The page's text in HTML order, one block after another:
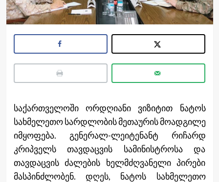
საქართველოში ორდღიანი ვიზიტით ნატოს
სახმელეთო სარდლობის მეთაურის მოადგილე
იმყოფება. გენერალ-ლეიტენანტ რიჩარდ
კრიპველს თავდაცვის სამინისტროსა და
თავდაცვის ძალების ხელმძღვანელი პირები
მასპინძლობენ. დღეს, ნატოს სახმელეთო